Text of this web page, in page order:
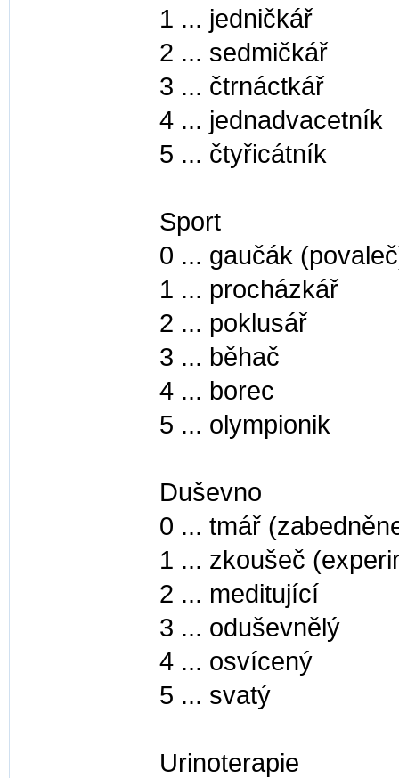
1 ... jedničkář
2 ... sedmičkář
3 ... čtrnáctkář
4 ... jednadvacetník
5 ... čtyřicátník
Sport
0 ... gaučák
1 ... procházkář
2 ... poklusář
3 ... běhač
4 ... borec
5 ... olympionik
Duševno
0 ... tmář
1 ... zkoušeč
2 ... meditující
3 ... oduševnělý
4 ... osvícený
5 ... svatý
Urinoterapie